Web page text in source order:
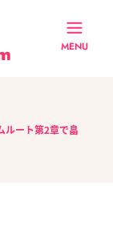
MENU
ルート第2章で畠